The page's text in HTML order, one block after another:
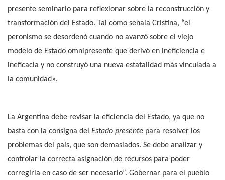
presente seminario para reflexionar sobre la reconstrucción y
transformación del Estado. Tal como señala Cristina, “el
peronismo se desordenó cuando no avanzó sobre el viejo
modelo de Estado omnipresente que derivó en ineficiencia e
ineficacia y no construyó una nueva estatalidad más vinculada a
la comunidad».
La Argentina debe revisar la eficiencia del Estado, ya que no
basta con la consigna del Estado presente para resolver los
problemas del país, que son demasiados. Se debe analizar y
controlar la correcta asignación de recursos para poder
corregirla en caso de ser necesario”. Gobernar para el pueblo